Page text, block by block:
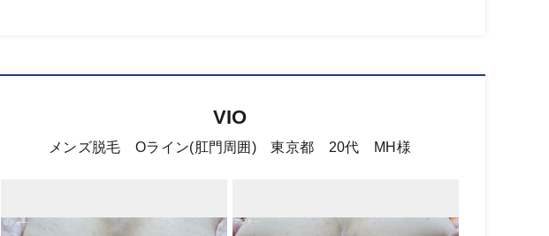
VIO
メンズ脱毛 Oライン(肛門周囲) 東京都 20代 MH様